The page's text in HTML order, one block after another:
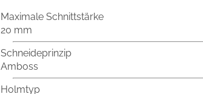
Maximale Schnittstärke
20 mm
Schneideprinzip
Amboss
Holmtyp